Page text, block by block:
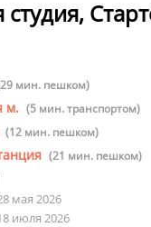
мин. пешком)
м. (5 мин. транспортом)
(12 мин. пешком)
(21 мин. пешком)
мая 2026
июля 2026